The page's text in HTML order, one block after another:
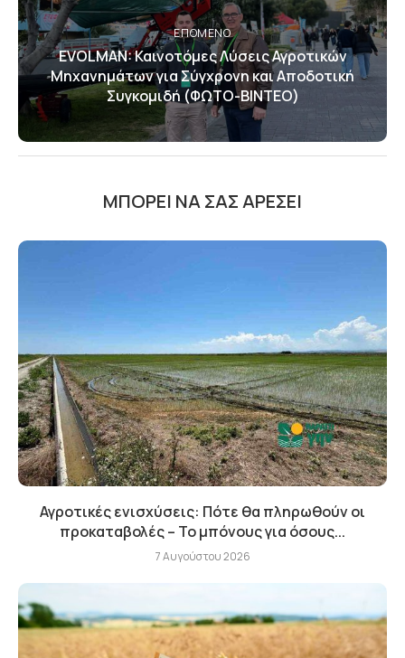
ΕΠΌΜΕΝΟ
EVOLMAN: Καινοτόμες Λύσεις Αγροτικών
Μηχανημάτων για Σύγχρονη και Αποδοτική
Συγκομιδή (ΦΩΤΟ-ΒΙΝΤΕΟ)
ΜΠΟΡΕΊ ΝΑ ΣΑΣ ΑΡΈΣΕΙ
Αγροτικές ενισχύσεις: Πότε θα πληρωθούν οι
προκαταβολές – Το μπόνους για όσους...
7 Αυγούστου 2026